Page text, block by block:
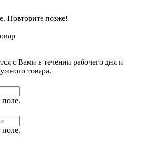
Повторите позже!
с Вами в течении рабочего дня и
товара.
поле.
поле.